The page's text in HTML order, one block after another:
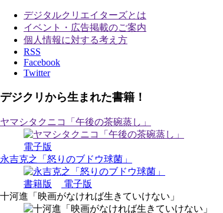
デジタルクリエイターズとは
イベント・広告掲載のご案内
個人情報に対する考え方
RSS
Facebook
Twitter
デジクリから生まれた書籍！
ヤマシタクニコ「午後の茶碗蒸し」
電子版
永吉克之「怒りのブドウ球菌」
書籍版
電子版
十河進「映画がなければ生きていけない」